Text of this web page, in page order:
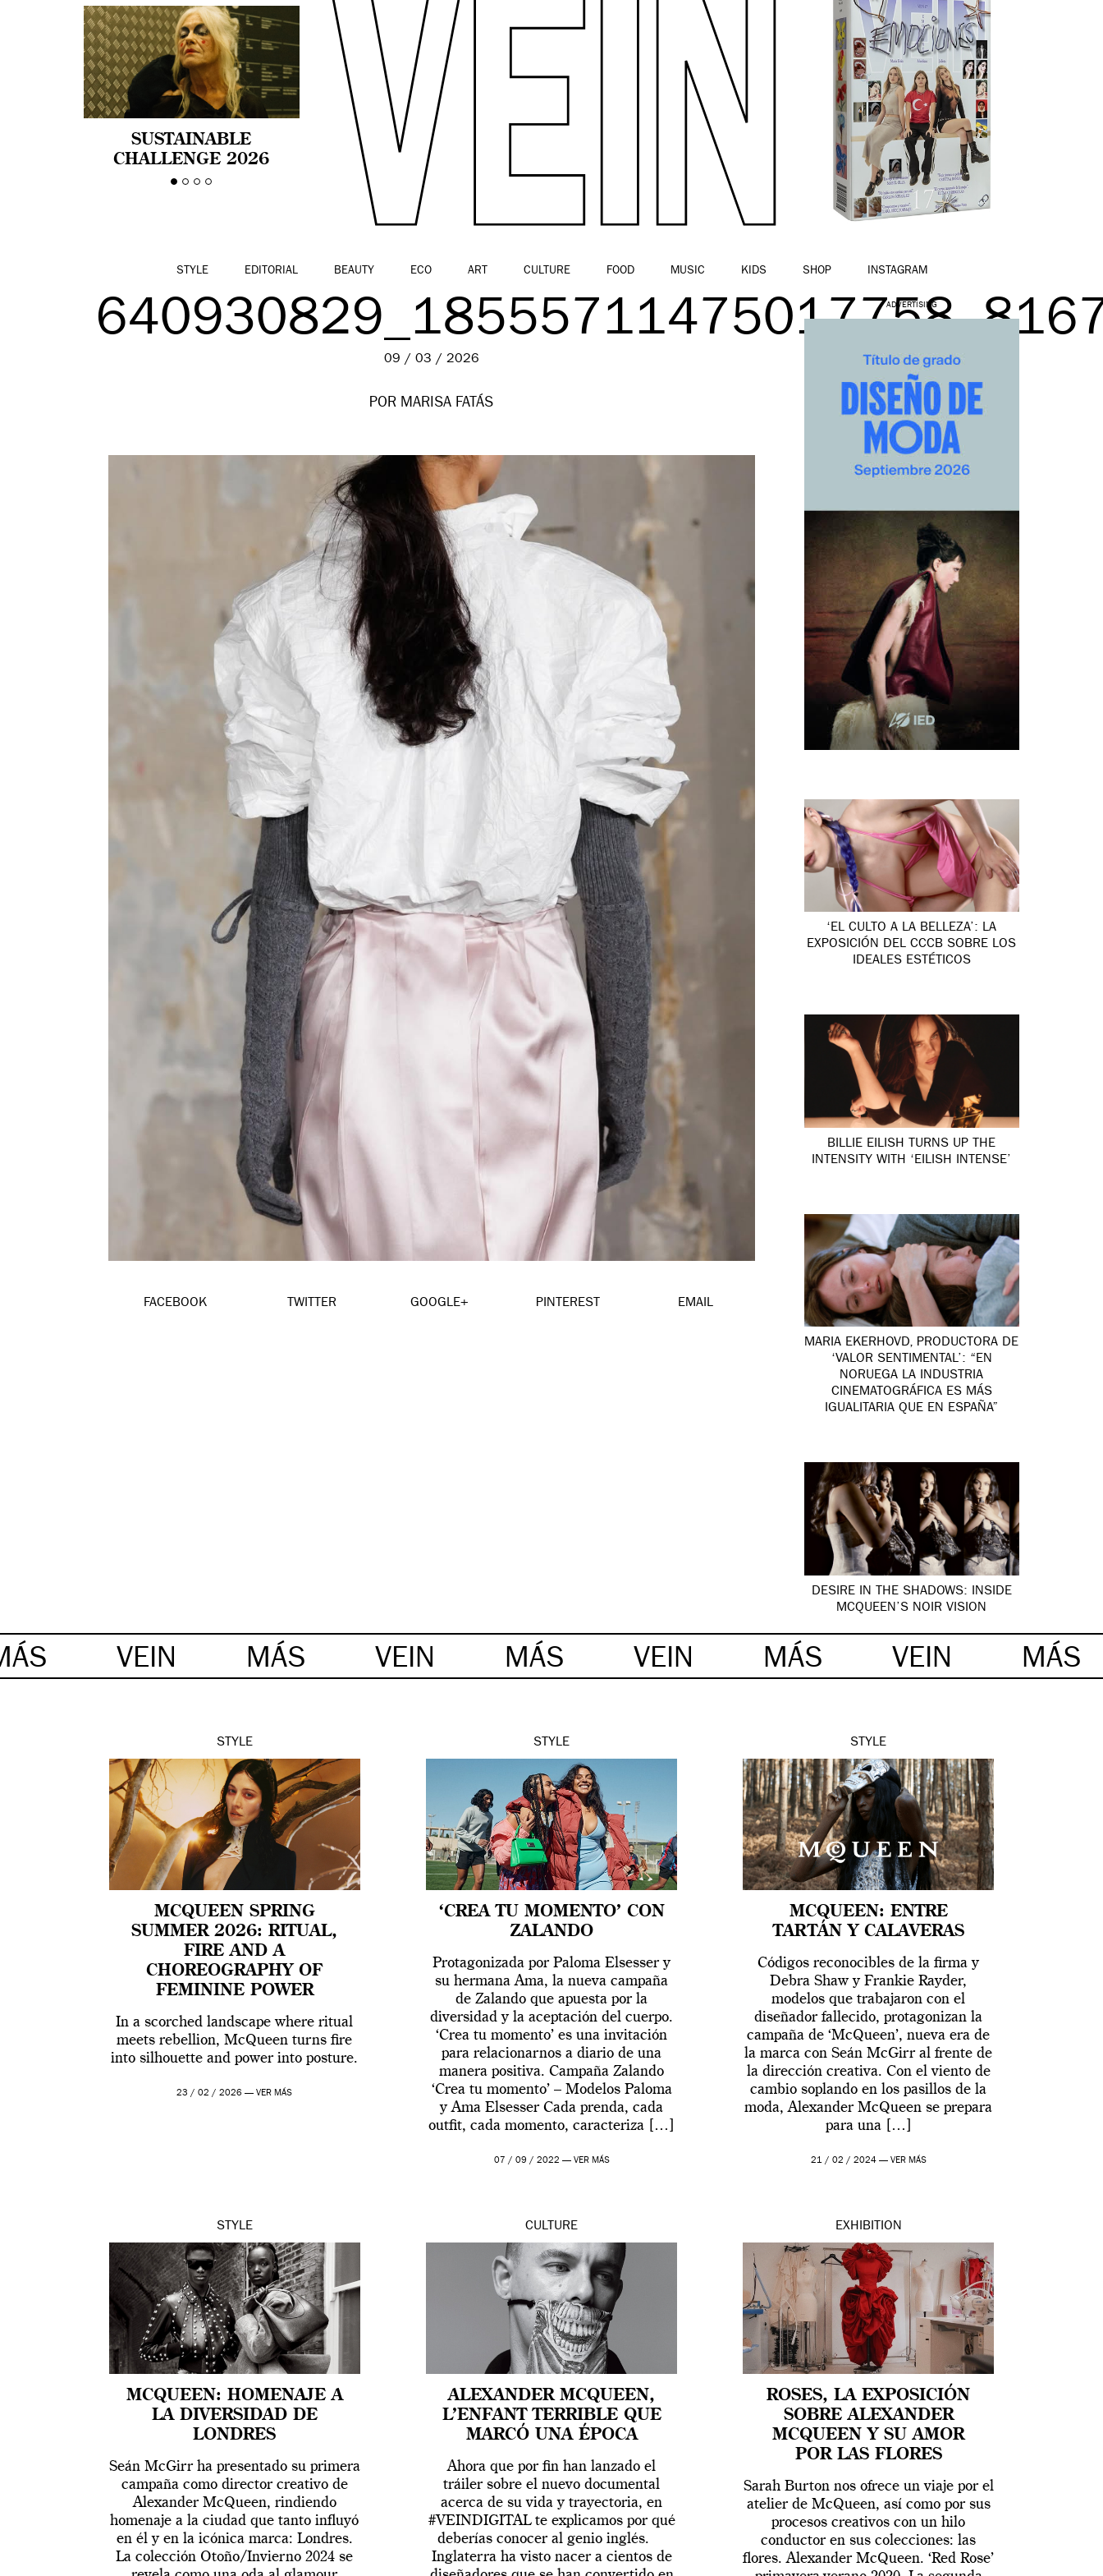
SUSTAINABLE
CHALLENGE 2026
CELEBRA LA
STYLE EDITORIAL BEAUTY ECO ART CULTURE FOOD MUSIC KIDS SHOP INSTAGRAM
09 / 03 / 2026
POR MARISA FATÁS
FACEBOOK TWITTER GOOGLE+ PINTEREST EMAIL
ADVERTISING
‘EL CULTO A LA BELLEZA’: LA
EXPOSICIÓN DEL CCCB SOBRE LOS
IDEALES ESTÉTICOS
BILLIE EILISH TURNS UP THE
INTENSITY WITH ‘EILISH INTENSE’
MARIA EKERHOVD, PRODUCTORA DE
‘VALOR SENTIMENTAL’: “EN
NORUEGA LA INDUSTRIA
CINEMATOGRÁFICA ES MÁS
IGUALITARIA QUE EN ESPAÑA”
DESIRE IN THE SHADOWS: INSIDE
MCQUEEN’S NOIR VISION
VEIN MÁS VEIN MÁS VEIN MÁS VEIN MÁS
STYLE
MCQUEEN SPRING
SUMMER 2026: RITUAL,
FIRE AND A
CHOREOGRAPHY OF
FEMININE POWER
In a scorched landscape where ritual
meets rebellion, McQueen turns fire
into silhouette and power into posture.
23 / 02 / 2026 —VER MÁS
STYLE
‘CREA TU MOMENTO’ CON
ZALANDO
Protagonizada por Paloma Elsesser y
su hermana Ama, la nueva campaña
de Zalando que apuesta por la
diversidad y la aceptación del cuerpo.
‘Crea tu momento’ es una invitación
para relacionarnos a diario de una
manera positiva. Campaña Zalando
‘Crea tu momento’ – Modelos Paloma
y Ama Elsesser Cada prenda, cada
outfit, cada momento, caracteriza […]
07 / 09 / 2022 — VER MÁS
STYLE
MCQUEEN: ENTRE
TARTÁN Y CALAVERAS
Códigos reconocibles de la firma y
Debra Shaw y Frankie Rayder,
modelos que trabajaron con el
diseñador fallecido, protagonizan la
campaña de ‘McQueen’, nueva era de
la marca con Seán McGirr al frente de
la dirección creativa. Con el viento de
cambio soplando en los pasillos de la
moda, Alexander McQueen se prepara
para una […]
21 / 02 / 2024 — VER MÁS
STYLE
MCQUEEN: HOMENAJE A
LA DIVERSIDAD DE
LONDRES
Seán McGirr ha presentado su primera
campaña como director creativo de
Alexander McQueen, rindiendo
homenaje a la ciudad que tanto influyó
en él y en la icónica marca: Londres.
La colección Otoño/Invierno 2024 se
CULTURE
ALEXANDER MCQUEEN,
L’ENFANT TERRIBLE QUE
MARCÓ UNA ÉPOCA
Ahora que por fin han lanzado el
tráiler sobre el nuevo documental
acerca de su vida y trayectoria, en
#VEINDIGITAL te explicamos por qué
deberías conocer al genio inglés.
Inglaterra ha visto nacer a cientos de
EXHIBITION
ROSES, LA EXPOSICIÓN
SOBRE ALEXANDER
MCQUEEN Y SU AMOR
POR LAS FLORES
Sarah Burton nos ofrece un viaje por el
atelier de McQueen, así como por sus
procesos creativos con un hilo
conductor en sus colecciones: las
flores. Alexander McQueen. ‘Red Rose’